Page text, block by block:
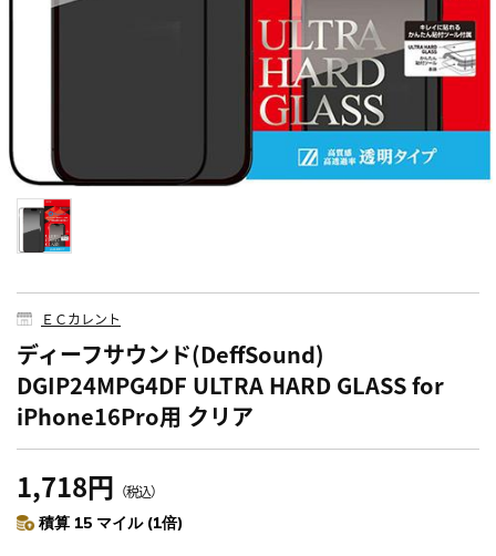
ＥＣカレント
ディーフサウンド(DeffSound)
DGIP24MPG4DF ULTRA HARD GLASS for
iPhone16Pro用 クリア
1,718円 （税込）
積算 15 マイル (1倍)